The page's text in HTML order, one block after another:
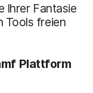
Ihrer Fantasie
Tools freien
Plattform